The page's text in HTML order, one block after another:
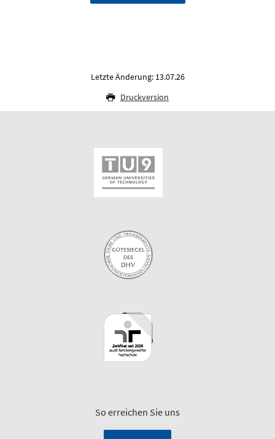
Letzte Änderung: 13.07.26
Druckversion
So erreichen Sie uns